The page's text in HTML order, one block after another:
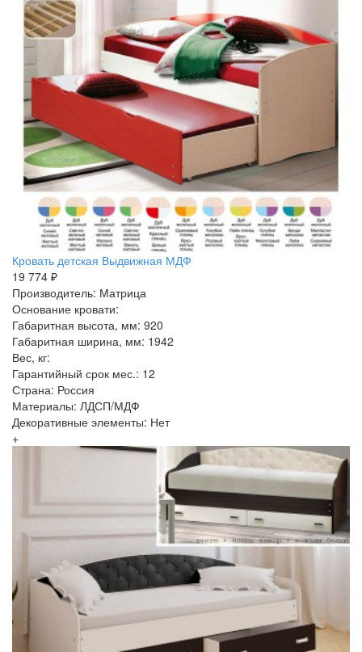
Кровать детская Выдвижная МДФ
19 774 ₽
Производитель: Матрица
Основание кровати:
Габаритная высота, мм: 920
Габаритная ширина, мм: 1942
Вес, кг:
Гарантийный срок мес.: 12
Страна: Россия
Материалы: ЛДСП/МДФ
Декоративные элементы: Нет
+